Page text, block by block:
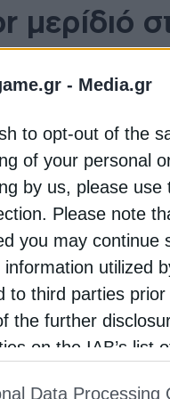
- Media.gr
to opt-out of the
of your personal
by us, please
Please note
you may continue
information utilized
to third parties
the further
on the IAB’s list
Data Processing
στον
διαχειριστικού
και ο operator του
BP για
τομέα Upstream
για τη δουλειά
τη
τις αρμόδιες